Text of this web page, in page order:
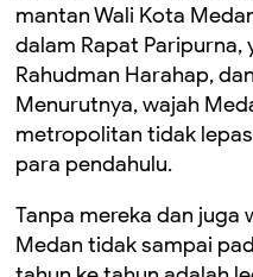
mantan Wali Kota
dalam Rapat Paripurna,
Rahudman Harahap,
Menurutnya, wajah
metropolitan tidak
para pendahulu.
Tanpa mereka dan
Medan tidak sampai